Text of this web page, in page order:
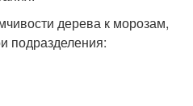
дерева к морозам,
подразделения: